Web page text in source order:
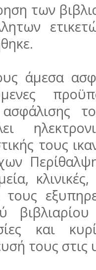
των
άμεσα
ασφάλισης
τους
και
τους στις